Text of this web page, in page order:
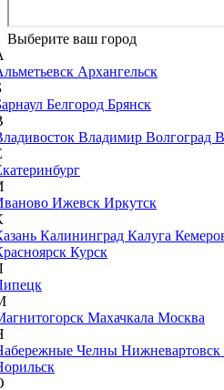
Выберите ваш город
Архангельск
Белгород Брянск
Владимир Волгоград
Ижевск Иркутск
Калининград Калуга
Курск
Махачкала Москва
Челны Нижневартовск